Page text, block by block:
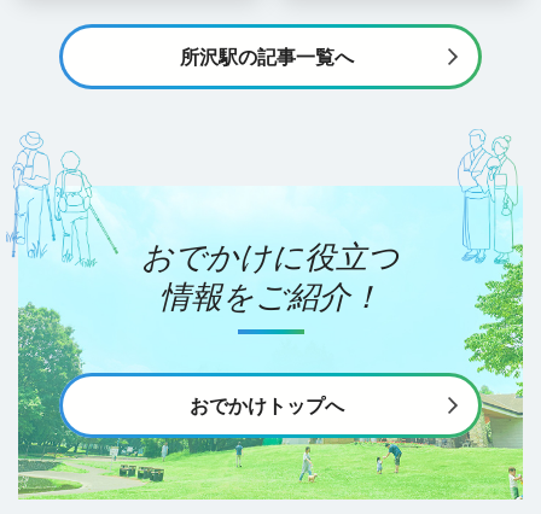
所沢駅の記事一覧へ
おでかけに役立つ
情報をご紹介！
おでかけトップへ